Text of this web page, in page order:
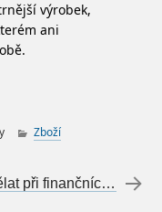
výrobek,
ani
Zboží
Co dělat při finančních potížích?